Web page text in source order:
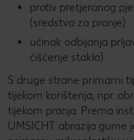
protiv pretjeranog
(sredstva za pranje)
učinak odbijanja
čišćenje stakla)
S druge strane primarni
tijekom korištenja, npr.
tijekom pranja. Prema
UMSICHT abrazija gume